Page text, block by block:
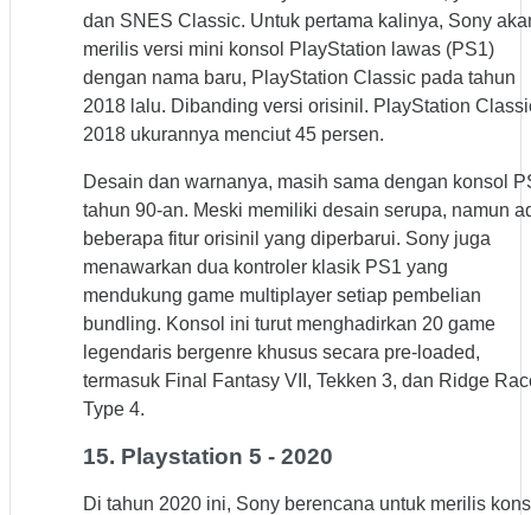
dan SNES Classic. Untuk pertama kalinya, Sony
merilis versi mini konsol PlayStation lawas (PS1)
dengan nama baru, PlayStation Classic pada tahun
2018 lalu. Dibanding versi orisinil. PlayStation
2018 ukurannya menciut 45 persen.
Desain dan warnanya, masih sama dengan konsol
tahun 90-an. Meski memiliki desain serupa, namun
beberapa fitur orisinil yang diperbarui. Sony juga
menawarkan dua kontroler klasik PS1 yang
mendukung game multiplayer setiap pembelian
bundling. Konsol ini turut menghadirkan 20 game
legendaris bergenre khusus secara pre-loaded,
termasuk Final Fantasy VII, Tekken 3, dan Ridge
Type 4.
15. Playstation 5 - 2020
Di tahun 2020 ini, Sony berencana untuk merilis